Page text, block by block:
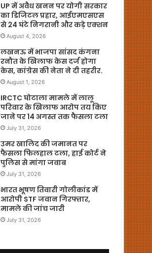
UP में अवैध खनन पर योगी सरकार
का डिजिटल प्रहार, आईएमएसएस
से 24 घंटे निगरानी और कड़े एक्शन
August 4, 2026
लखनऊ में भाजपा सांसद कंगना
रनौत के खिलाफ केस दर्ज होगा
केस, कांग्रेस की नेता ने दी तहरीर.
August 1, 2026
IRCTC घोटाला मामले में लालू
परिवार के खिलाफ आरोप तय किए
जाने पर 14 अगस्त तक फैसला टला
July 31, 2026
उमर खालिद की जमानत पर
फैसला फिलहाल टला, हाई कोर्ट ने
पुलिस से मांगा जवाब
July 31, 2026
भारत भूषण तिवारी गोलीकांड में
आरोपी STF जवान गिरफ्तार,
मामले की जांच जारी
July 31, 2026